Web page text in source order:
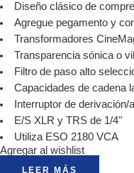
Diseño clásico de
Agregue pegamento y
Transformadores
Transparencia sónica o
Filtro de paso alto
Capacidades de cadena
Interruptor de
E/S XLR y TRS de 1/4"
Utiliza ESO 2180 VCA
Agregar al wishlist
LEER MÁS